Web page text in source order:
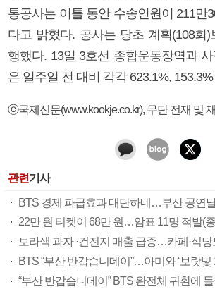
통공사는 이틀 동안 수송인원이 211만
다고 밝혔다. 공사는 당초 계획(108회
행했다. 13일 3호선 종합운동장역과
은 일주일 전 대비 각각 623.1%,
ⓒ국제신문(www.kookje.co.kr), 무단 전재 및
관련기사
BTS 경제 파급효과 대단하네…부산 공연
22만 원 티켓이 68만 원…암표 11명 적발(
보라색 과자 ·건전지 매출 급증…카페·식
BTS “부산 반갑습니데이”…아미와 ‘보랏빛
“부산 반갑습니데이” BTS 완전체 귀환에